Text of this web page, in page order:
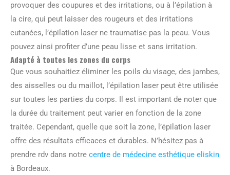
provoquer des coupures et des irritations, ou à l’épilation à
la cire, qui peut laisser des rougeurs et des irritations
cutanées, l’épilation laser ne traumatise pas la peau. Vous
pouvez ainsi profiter d’une peau lisse et sans irritation.
Adapté à toutes les zones du corps
Que vous souhaitiez éliminer les poils du visage, des jambes,
des aisselles ou du maillot, l’épilation laser peut être utilisée
sur toutes les parties du corps. Il est important de noter que
la durée du traitement peut varier en fonction de la zone
traitée. Cependant, quelle que soit la zone, l’épilation laser
offre des résultats efficaces et durables. N’hésitez pas à
prendre rdv dans notre centre de médecine esthétique eliskin
à Bordeaux.